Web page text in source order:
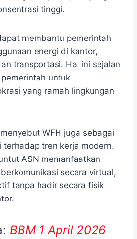
tinggi.
membantu pemerintah
energi di kantor,
transportasi. Hal ini sejalan
untuk
yang ramah lingkungan
WFH juga sebagai
terhadap tren kerja modern.
ASN memanfaatkan
secara virtual,
tanpa hadir secara fisik
BBM 1 April 2026